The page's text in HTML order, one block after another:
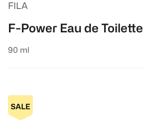
FILA
F-Power Eau de Toilette
90 ml